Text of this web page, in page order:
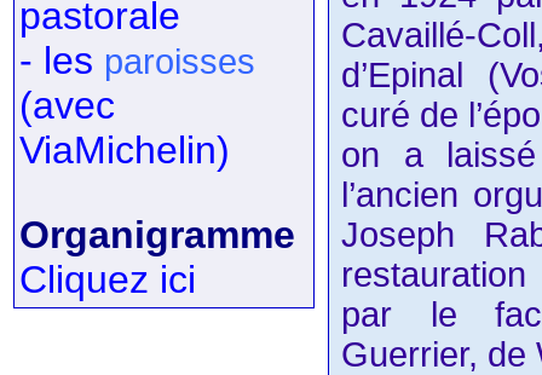
pastorale
- les paroisses
(avec
ViaMichelin)
Organigramme
Cliquez ici
Cavaillé-
d’Epinal
curé de
on a
l’ancien
Joseph
par le
Guerrier, de